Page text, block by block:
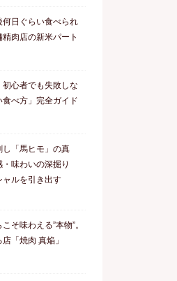
日ぐらい食べられ
肉店の新米パート
心者でも失敗しな
べ方」完全ガイド
し「馬ヒモ」の真
味わいの深掘り
ャルを引き出す
そ味わえる”本物”。
「焼肉 真焔」